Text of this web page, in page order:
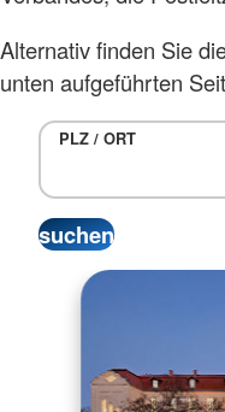
Alternativ finden Sie
unten aufgeführten
PLZ / ORT